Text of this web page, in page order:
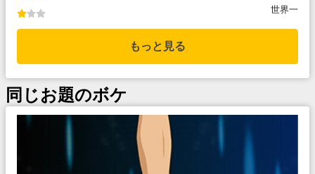
世界一
もっと見る
同じお題のボケ